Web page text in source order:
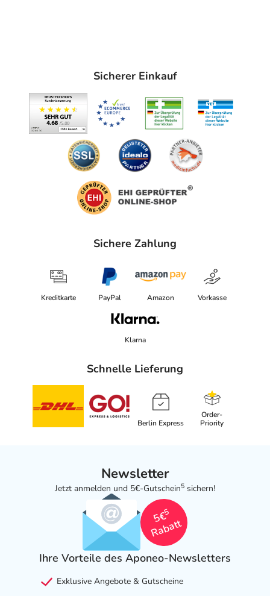
Sicherer Einkauf
Sichere Zahlung
Kreditkarte PayPal Amazon Vorkasse
Klarna
Schnelle Lieferung
Berlin Express
Order-
Priority
Newsletter
Jetzt anmelden und 5€-Gutschein5 sichern!
5€
5
Rabatt
Ihre Vorteile des Aponeo-Newsletters
Exklusive Angebote & Gutscheine